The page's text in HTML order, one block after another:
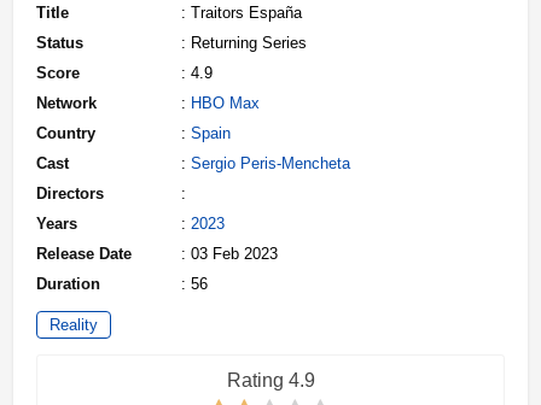
Title
: Traitors España
Status
: Returning Series
Score
: 4.9
Network
: HBO Max
Country
: Spain
Cast
: Sergio Peris-Mencheta
Directors
:
Years
: 2023
Release Date
: 03 Feb 2023
Duration
: 56
Reality
Rating 4.9